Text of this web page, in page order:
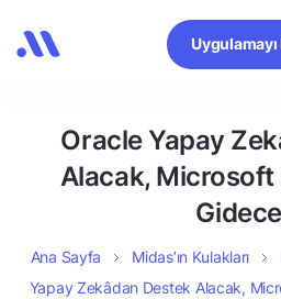
Oracle Yapay
Alacak, Microsoft
Ana Sayfa Midas’ın Kulakları
Yapay Zekâdan Destek Alacak,